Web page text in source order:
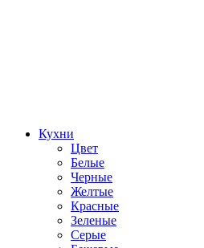
Кухни
Цвет
Белые
Черные
Желтые
Красные
Зеленые
Серые